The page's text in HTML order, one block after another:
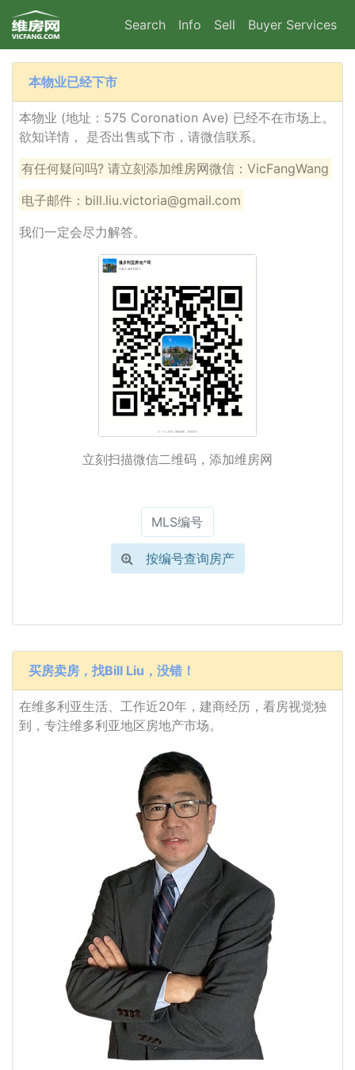
Search Info Sell Buyer Services
本物业已经下市
本物业 (地址：575 Coronation Ave) 已经不在市场上。
欲知详情， 是否出售或下市，请微信联系。
有任何疑问吗? 请立刻添加维房网微信：VicFangWang
电子邮件：bill.liu.victoria@gmail.com
我们一定会尽力解答。
立刻扫描微信二维码，添加维房网
按编号查询房产
买房卖房，找Bill Liu，没错！
在维多利亚生活、工作近20年，建商经历，看房视觉独
到，专注维多利亚地区房地产市场。